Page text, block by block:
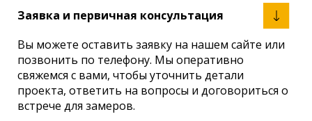
Заявка и первичная консультация
Вы можете оставить заявку на нашем сайте или
позвонить по телефону. Мы оперативно
свяжемся с вами, чтобы уточнить детали
проекта, ответить на вопросы и договориться о
встрече для замеров.